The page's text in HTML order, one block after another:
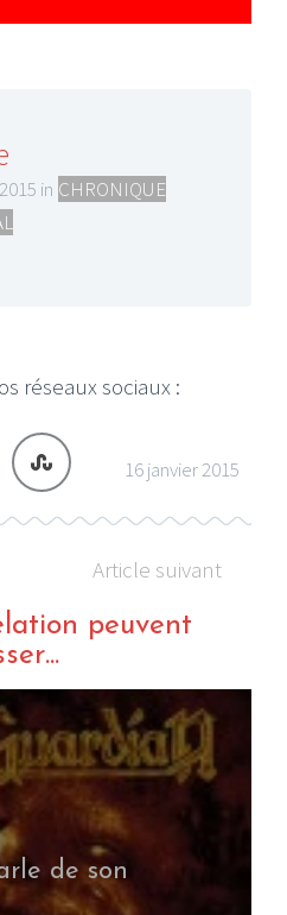
in CHRONIQUE
réseaux sociaux :
16 janvier 2015
Article suivant
peuvent
L’Elysée